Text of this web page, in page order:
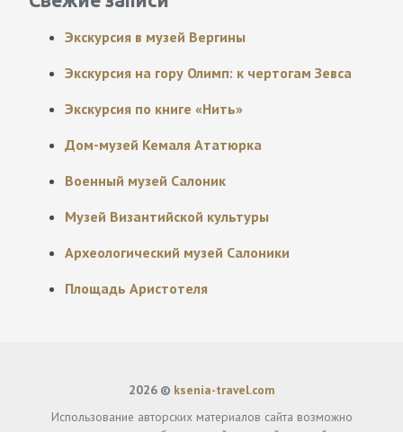
Экскурсия в музей Вергины
Экскурсия на гору Олимп: к чертогам Зевса
Экскурсия по книге «Нить»
Дом-музей Кемаля Ататюрка
Военный музей Салоник
Музей Византийской культуры
Археологический музей Салоники
Площадь Аристотеля
2026 © ksenia-travel.com
Использование авторских материалов сайта возможно